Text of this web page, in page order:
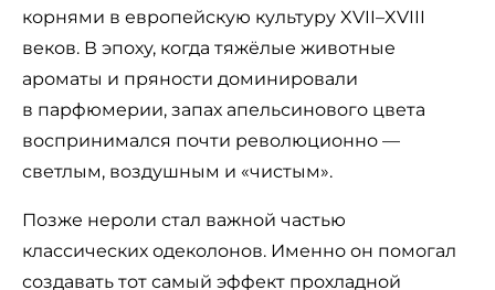
корнями в европейскую культуру XVII–XVIII
веков. В эпоху, когда тяжёлые животные
ароматы и пряности доминировали
в парфюмерии, запах апельсинового цвета
воспринимался почти революционно —
светлым, воздушным и «чистым».
Позже нероли стал важной частью
классических одеколонов. Именно он помогал
создавать тот самый эффект прохладной